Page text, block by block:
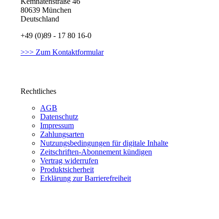
80639 München
Deutschland
+49 (0)89 - 17 80 16-0
>>> Zum Kontaktformular
Rechtliches
AGB
Datenschutz
Impressum
Zahlungsarten
Nutzungsbedingungen für digitale Inhalte
Zeitschriften-Abonnement kündigen
Vertrag widerrufen
Produktsicherheit
Erklärung zur Barrierefreiheit